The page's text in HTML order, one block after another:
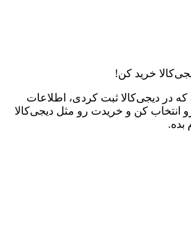
خرید کن!
که در دیجی‌کالا ثبت کردی، اطلاعات
انتخاب کن و خریدت رو مثل دیجی‌کالا
بده.